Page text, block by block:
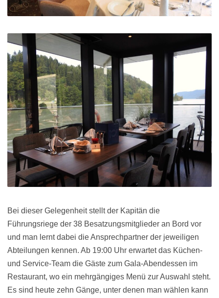
Bei dieser Gelegenheit stellt der Kapitän die
Führungsriege der 38 Besatzungsmitglieder an Bord vor
und man lernt dabei die Ansprechpartner der jeweiligen
Abteilungen kennen. Ab 19:00 Uhr erwartet das Küchen-
und Service-Team die Gäste zum Gala-Abendessen im
Restaurant, wo ein mehrgängiges Menü zur Auswahl steht.
Es sind heute zehn Gänge, unter denen man wählen kann